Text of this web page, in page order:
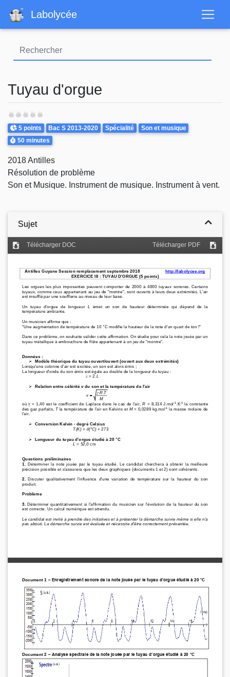
contenu
Labolycée
Tuyau d'orgue
Points
5 points Theme
Bac S 2013-2020 Spécialité Son et musique
Durée
50 minutes
2018 Antilles
Résolution de problème
Son et Musique. Instrument de musique. Instrument à vent.
Sujet